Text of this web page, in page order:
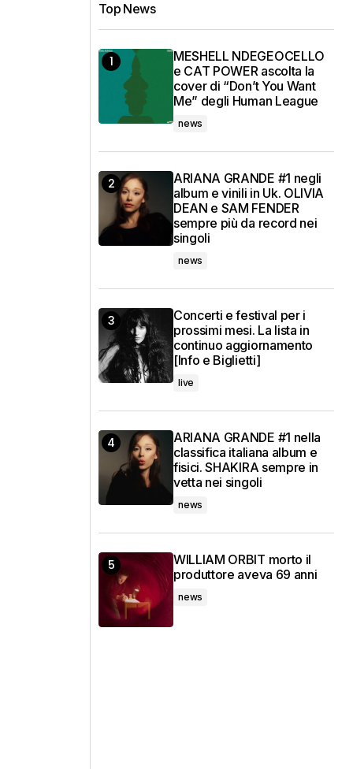
Top News
MESHELL NDEGEOCELLO
e CAT POWER ascolta la
cover di “Don’t You Want
Me” degli Human League
news
ARIANA GRANDE #1 negli
album e vinili in Uk. OLIVIA
DEAN e SAM FENDER
sempre più da record nei
singoli
news
Concerti e festival per i
prossimi mesi. La lista in
continuo aggiornamento
[Info e Biglietti]
live
ARIANA GRANDE #1 nella
classifica italiana album e
fisici. SHAKIRA sempre in
vetta nei singoli
news
WILLIAM ORBIT morto il
produttore aveva 69 anni
news